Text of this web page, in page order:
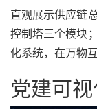
直观展示供应链
控制塔三个模块
化系统，在万物
党建可视